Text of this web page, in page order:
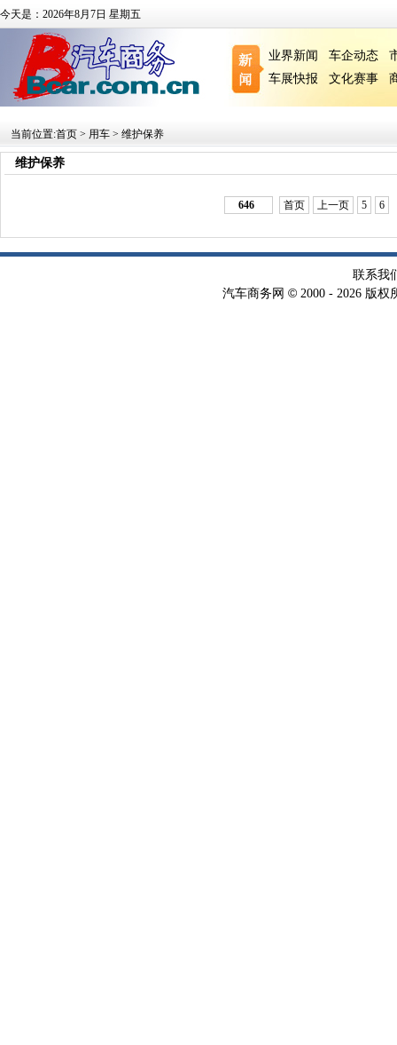
今天是：2026年8月7日 星期五
业界新闻 车企动态
车展快报
文化赛事
当前位置:首页 > 用车 > 维护保养
维护保养
646 首页 上一页 5 6
联系我
汽车商务网 © 2000 - 2026 版权